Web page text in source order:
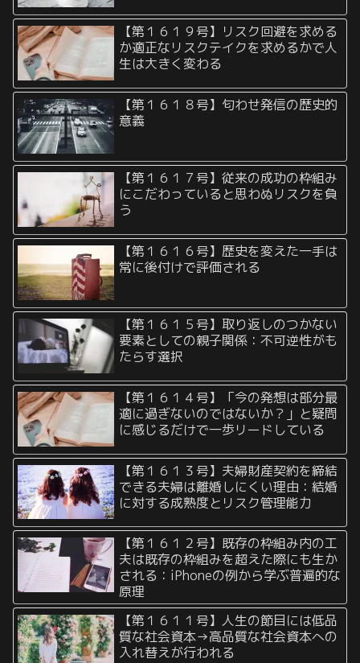
【第１６１９号】リスク回避を求める
か適正なリスクテイクを求めるかで人
生は大きく変わる
【第１６１８号】匂わせ発信の歴史的
意義
【第１６１７号】従来の成功の枠組み
にこだわっていると思わぬリスクを負
う
【第１６１６号】歴史を変えた一手は
常に後付けで評価される
【第１６１５号】取り返しのつかない
要素としての親子関係：不可逆性がも
たらす選択
【第１６１４号】「今の発想は部分最
適に過ぎないのではないか？」と疑問
に感じるだけで一歩リードしている
【第１６１３号】夫婦財産契約を締結
できる夫婦は離婚しにくい理由：結婚
に対する成熟度とリスク管理能力
【第１６１２号】既存の枠組み内の工
夫は既存の枠組みを超えた際にも生か
される：iPhoneの例から学ぶ普遍的な
原理
【第１６１１号】人生の節目には低品
質な社会資本→高品質な社会資本への
入れ替えが行われる